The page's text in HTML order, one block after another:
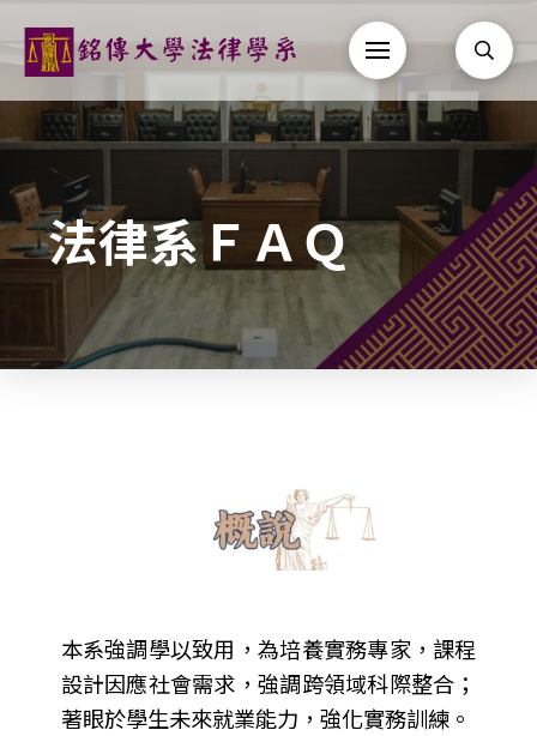
法律系ＦＡＱ
本系強調學以致用，為培養實務專家，課程
設計因應社會需求，強調跨領域科際整合；
著眼於學生未來就業能力，強化實務訓練。